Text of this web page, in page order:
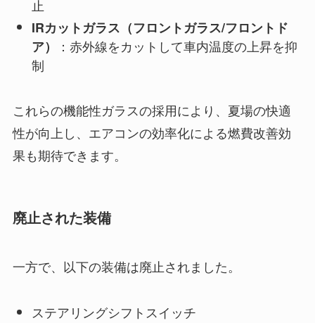
止
IRカットガラス（フロントガラス/フロントド
ア）
：赤外線をカットして車内温度の上昇を抑
制
これらの機能性ガラスの採用により、夏場の快適
性が向上し、エアコンの効率化による燃費改善効
果も期待できます。
廃止された装備
一方で、以下の装備は廃止されました。
ステアリングシフトスイッチ